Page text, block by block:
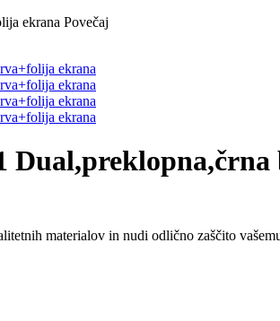
Povečaj
materialov in nudi odlično zaščito